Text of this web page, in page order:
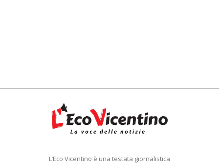
L’Eco Vicentino è una testata giornalistica